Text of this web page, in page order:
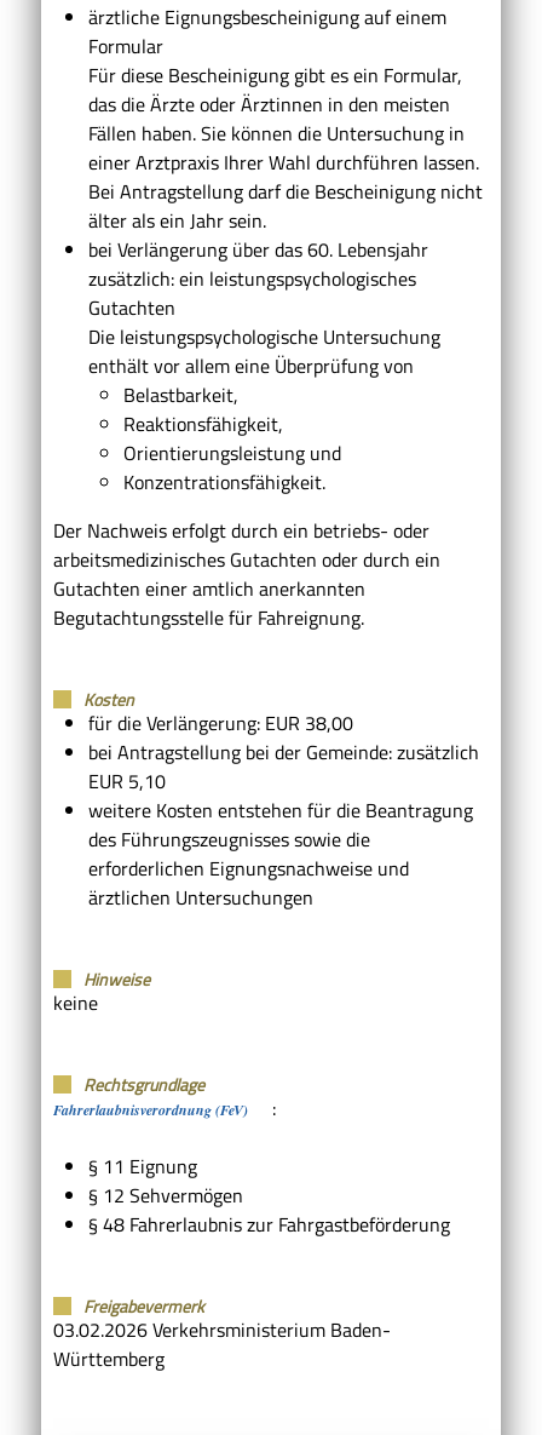
ärztliche Eignungsbescheinigung auf einem
Formular
Für diese Bescheinigung gibt es ein Formular,
das die Ärzte oder Ärztinnen in den meisten
Fällen haben. Sie können die Untersuchung in
einer Arztpraxis Ihrer Wahl durchführen lassen.
Bei Antragstellung darf die Bescheinigung nicht
älter als ein Jahr sein.
bei Verlängerung über das 60. Lebensjahr
zusätzlich: ein leistungspsychologisches
Gutachten
Die leistungspsychologische Untersuchung
enthält vor allem eine Überprüfung von
Belastbarkeit,
Reaktionsfähigkeit,
Orientierungsleistung und
Konzentrationsfähigkeit.
Der Nachweis erfolgt durch ein betriebs- oder
arbeitsmedizinisches Gutachten oder durch ein
Gutachten einer amtlich anerkannten
Begutachtungsstelle für Fahreignung.
Kosten
für die Verlängerung: EUR 38,00
bei Antragstellung bei der Gemeinde: zusätzlich
EUR 5,10
weitere Kosten entstehen für die Beantragung
des Führungszeugnisses sowie die
erforderlichen Eignungsnachweise und
ärztlichen Untersuchungen
Hinweise
keine
Rechtsgrundlage
Fahrerlaubnisverordnung (FeV)
:
§ 11 Eignung
§ 12 Sehvermögen
§ 48 Fahrerlaubnis zur Fahrgastbeförderung
Freigabevermerk
03.02.2026 Verkehrsministerium Baden-
Württemberg